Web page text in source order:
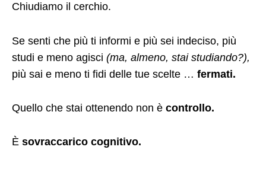
Chiudiamo il cerchio.
Se senti che più ti informi e più sei indeciso, più
studi e meno agisci (ma, almeno, stai studiando?),
più sai e meno ti fidi delle tue scelte … fermati.
Quello che stai ottenendo non è controllo.
È sovraccarico cognitivo.